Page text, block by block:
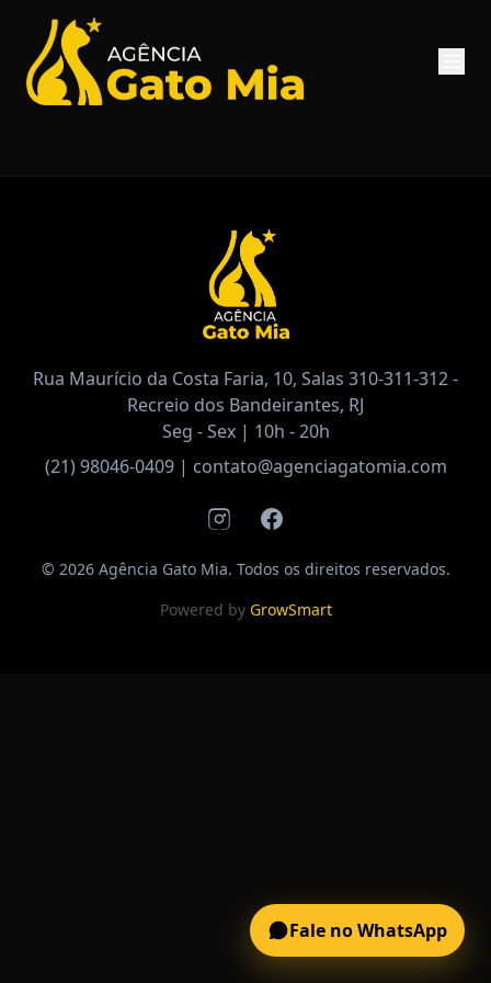
Rua Maurício da Costa Faria, 10, Salas 310-311-312 -
Recreio dos Bandeirantes, RJ
Seg - Sex | 10h - 20h
(21) 98046-0409| contato@agenciagatomia.com
© 2026 Agência Gato Mia. Todos os direitos reservados.
Powered by GrowSmart
Fale no WhatsApp